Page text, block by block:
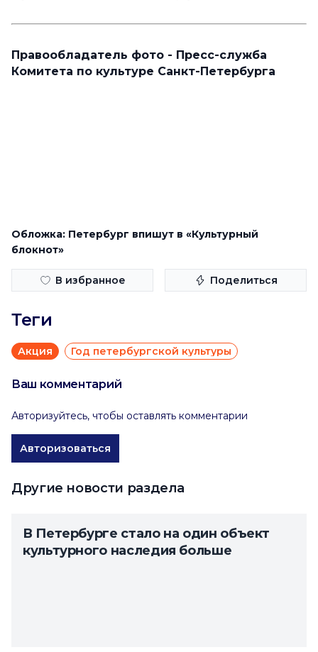
Правообладатель фото - Пресс-служба
Комитета по культуре Санкт-Петербурга
Обложка: Петербург впишут в «Культурный
блокнот»
В избранное Поделиться
Теги
Акция Год петербургской культуры
Ваш комментарий
Авторизуйтесь, чтобы оставлять комментарии
Авторизоваться
Другие новости раздела
В Петербурге стало на один объект
культурного наследия больше